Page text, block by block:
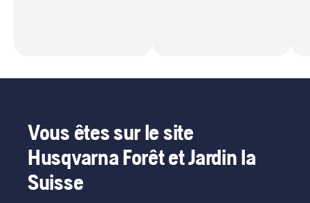
Vous êtes sur le site
Husqvarna Forêt et Jardin la
Suisse